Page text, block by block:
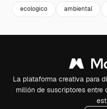
ecologico ambiental
La plataforma creativa para
millón de suscriptores entre